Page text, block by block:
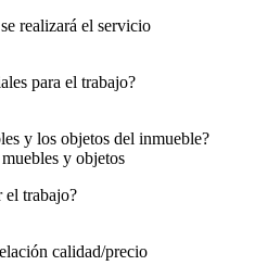
realizará el servicio
para el trabajo?
y los objetos del inmueble?
y objetos
el trabajo?
calidad/precio